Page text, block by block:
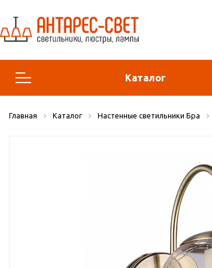
Каталог
Люстры и подвесы
Главная Каталог Настенные светильники Бра